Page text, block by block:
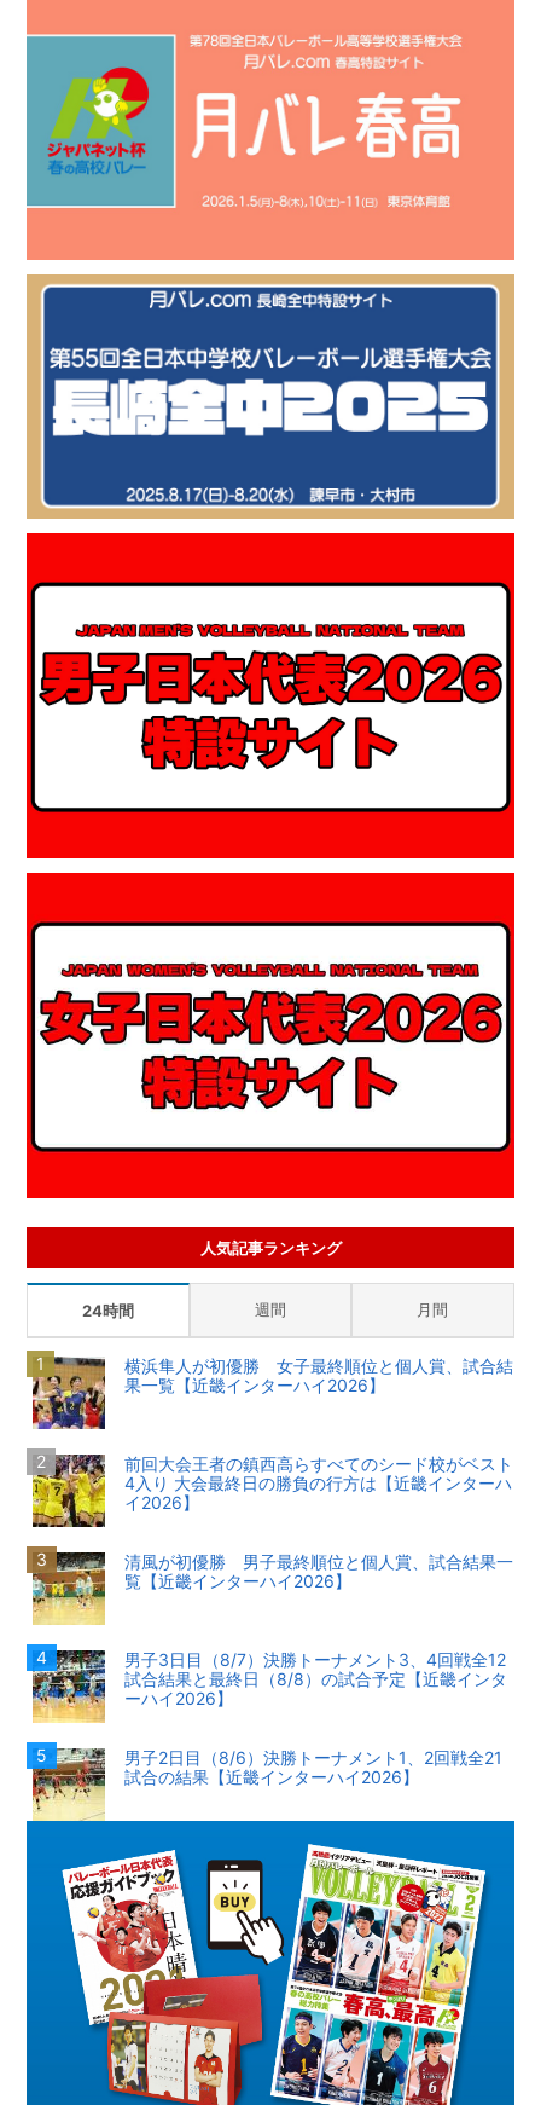
人気記事ランキング
24時間 週間 月間
横浜隼人が初優勝 女子最終順位と個人賞、試合結
果一覧【近畿インターハイ2026】
前回大会王者の鎮西高らすべてのシード校がベスト
4入り 大会最終日の勝負の行方は【近畿インターハ
イ2026】
清風が初優勝 男子最終順位と個人賞、試合結果一
覧【近畿インターハイ2026】
男子3日目（8/7）決勝トーナメント3、4回戦全12
試合結果と最終日（8/8）の試合予定【近畿インタ
ーハイ2026】
男子2日目（8/6）決勝トーナメント1、2回戦全21
試合の結果【近畿インターハイ2026】